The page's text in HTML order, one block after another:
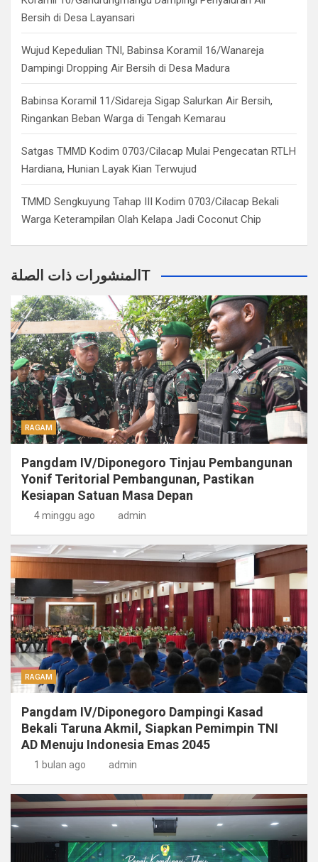
Bersih di Desa Layansari
Wujud Kepedulian TNI, Babinsa Koramil 16/Wanareja
Dampingi Dropping Air Bersih di Desa Madura
Babinsa Koramil 11/Sidareja Sigap Salurkan Air Bersih,
Ringankan Beban Warga di Tengah Kemarau
Satgas TMMD Kodim 0703/Cilacap Mulai Pengecatan RTLH
Hardiana, Hunian Layak Kian Terwujud
TMMD Sengkuyung Tahap III Kodim 0703/Cilacap Bekali
Warga Keterampilan Olah Kelapa Jadi Coconut Chip
المنشورات ذات الصلةT
RAGAM
Pangdam IV/Diponegoro Tinjau Pembangunan
Yonif Teritorial Pembangunan, Pastikan
Kesiapan Satuan Masa Depan
4 minggu ago admin
RAGAM
Pangdam IV/Diponegoro Dampingi Kasad
Bekali Taruna Akmil, Siapkan Pemimpin TNI
AD Menuju Indonesia Emas 2045
1 bulan ago admin